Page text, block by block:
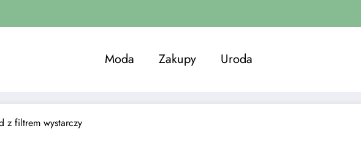
Moda Zakupy Uroda
z filtrem wystarczy